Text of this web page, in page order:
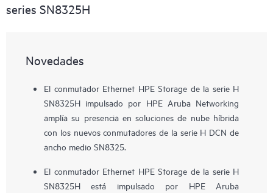
series SN8325H
Novedades
El conmutador Ethernet HPE Storage de la serie H
SN8325H impulsado por HPE Aruba Networking
amplía su presencia en soluciones de nube híbrida
con los nuevos conmutadores de la serie H DCN de
ancho medio SN8325.
El conmutador Ethernet HPE Storage de la serie H
SN8325H está impulsado por HPE Aruba